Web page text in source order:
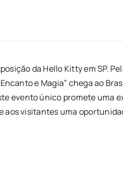
da Hello Kitty em SP.
e Magia” chega ao
evento único promete uma
aos visitantes uma